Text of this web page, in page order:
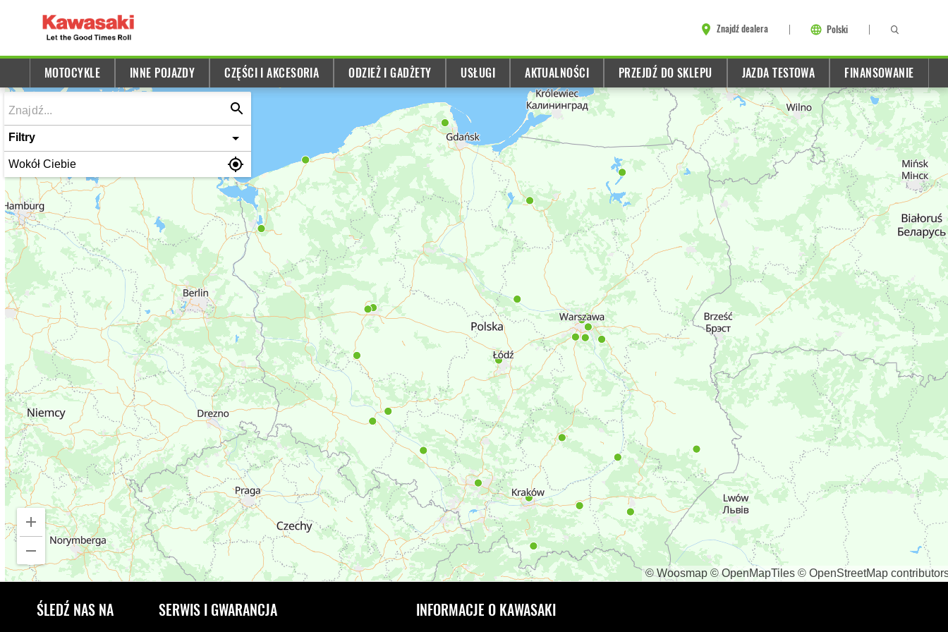
Znajdź dealera Polski
MOTOCYKLE INNE POJAZDY CZĘŚCI I AKCESORIA ODZIEŻ I GADŻETY USŁUGI AKTUALNOŚCI PRZEJDŹ DO SKLEPU JAZDA TESTOWA FINANSOWANIE
Filtry
Wokół Ciebie
© Woosmap © OpenMapTiles © OpenStreetMap
ŚLEDŹ NAS NA SERWIS I GWARANCJA INFORMACJE O KAWASAKI